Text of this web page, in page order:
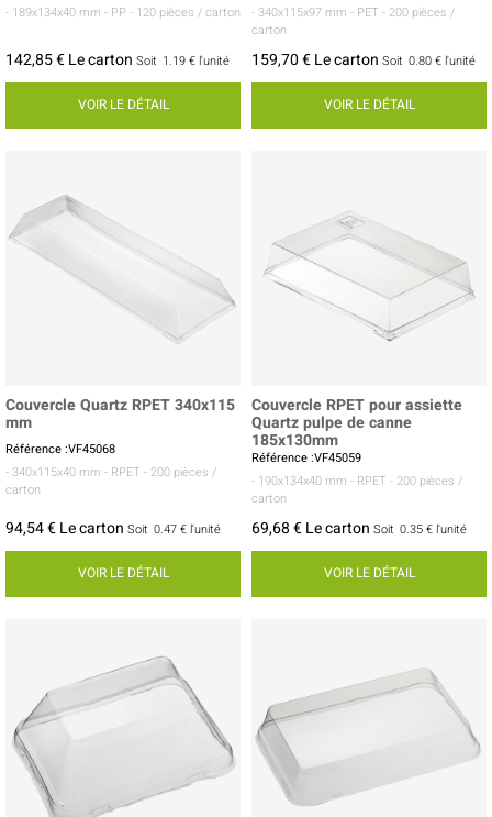
- 189x134x40 mm - PP - 120 pièces / carton
142,85 € Le carton Soit 1.19 € l'unité
VOIR LE DÉTAIL
- 340x115x97 mm - PET - 200 pièces /
carton
159,70 € Le carton Soit 0.80 € l'unité
VOIR LE DÉTAIL
Couvercle Quartz RPET 340x115
mm
Référence :VF45068
- 340x115x40 mm - RPET - 200 pièces /
carton
94,54 € Le carton Soit 0.47 € l'unité
VOIR LE DÉTAIL
Couvercle RPET pour assiette
Quartz pulpe de canne
185x130mm
Référence :VF45059
- 190x134x40 mm - RPET - 200 pièces /
carton
69,68 € Le carton Soit 0.35 € l'unité
VOIR LE DÉTAIL